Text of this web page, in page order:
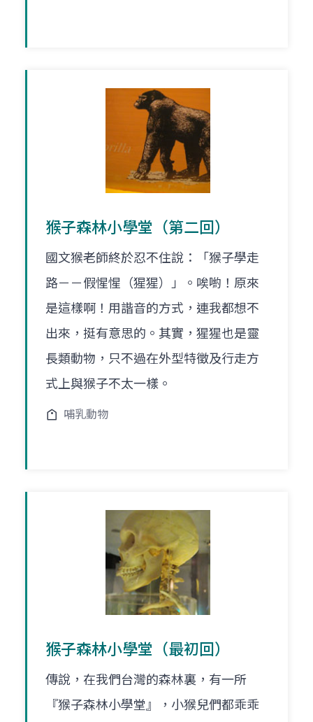
猴子森林小學堂（第二回）
國文猴老師終於忍不住說：「猴子學走
路－－假惺惺（猩猩）」。唉喲！原來
是這樣啊！用諧音的方式，連我都想不
出來，挺有意思的。其實，猩猩也是靈
長類動物，只不過在外型特徵及行走方
式上與猴子不太一樣。
哺乳動物
猴子森林小學堂（最初回）
傳說，在我們台灣的森林裏，有一所
『猴子森林小學堂』，小猴兒們都乖乖